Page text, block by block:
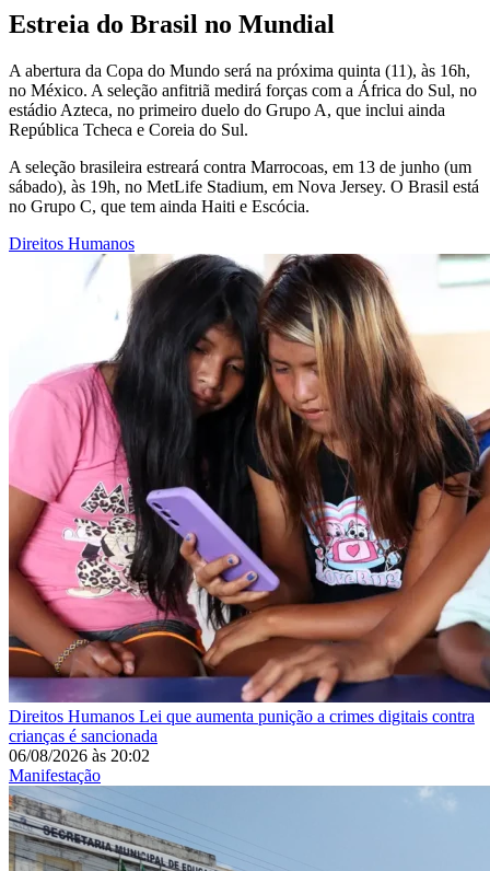
Estreia do Brasil no Mundial
A abertura da Copa do Mundo será na próxima quinta (11), às 16h,
no México. A seleção anfitriã medirá forças com a África do Sul, no
estádio Azteca, no primeiro duelo do Grupo A, que inclui ainda
República Tcheca e Coreia do Sul.
A seleção brasileira estreará contra Marrocoas, em 13 de junho (um
sábado), às 19h, no MetLife Stadium, em Nova Jersey. O Brasil está
no Grupo C, que tem ainda Haiti e Escócia.
Direitos Humanos
Direitos Humanos Lei que aumenta punição a crimes digitais contra
crianças é sancionada
06/08/2026 às 20:02
Manifestação